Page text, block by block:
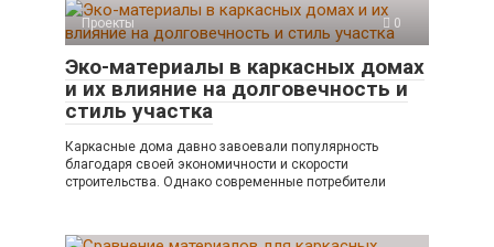
Проекты 0
Эко-материалы в каркасных домах
и их влияние на долговечность и
стиль участка
Каркасные дома давно завоевали популярность
благодаря своей экономичности и скорости
строительства. Однако современные потребители